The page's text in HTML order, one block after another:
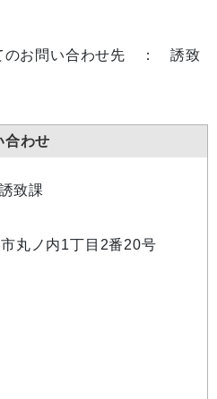
のお問い合わせ先 ： 誘致
合わせ
致課
丸ノ内1丁目2番20号